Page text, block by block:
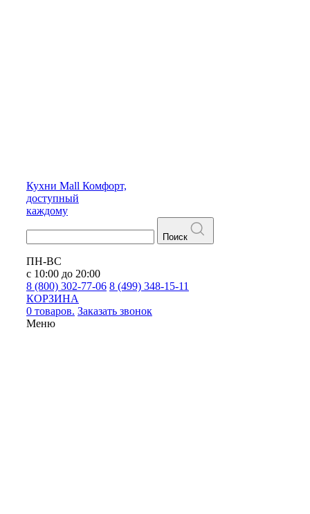
Кухни Mall Комфорт,
доступный
каждому
Поиск
ПН-ВС
с 10:00 до 20:00
8 (800) 302-77-06 8 (499) 348-15-11
КОРЗИНА
0 товаров. Заказать звонок
Меню